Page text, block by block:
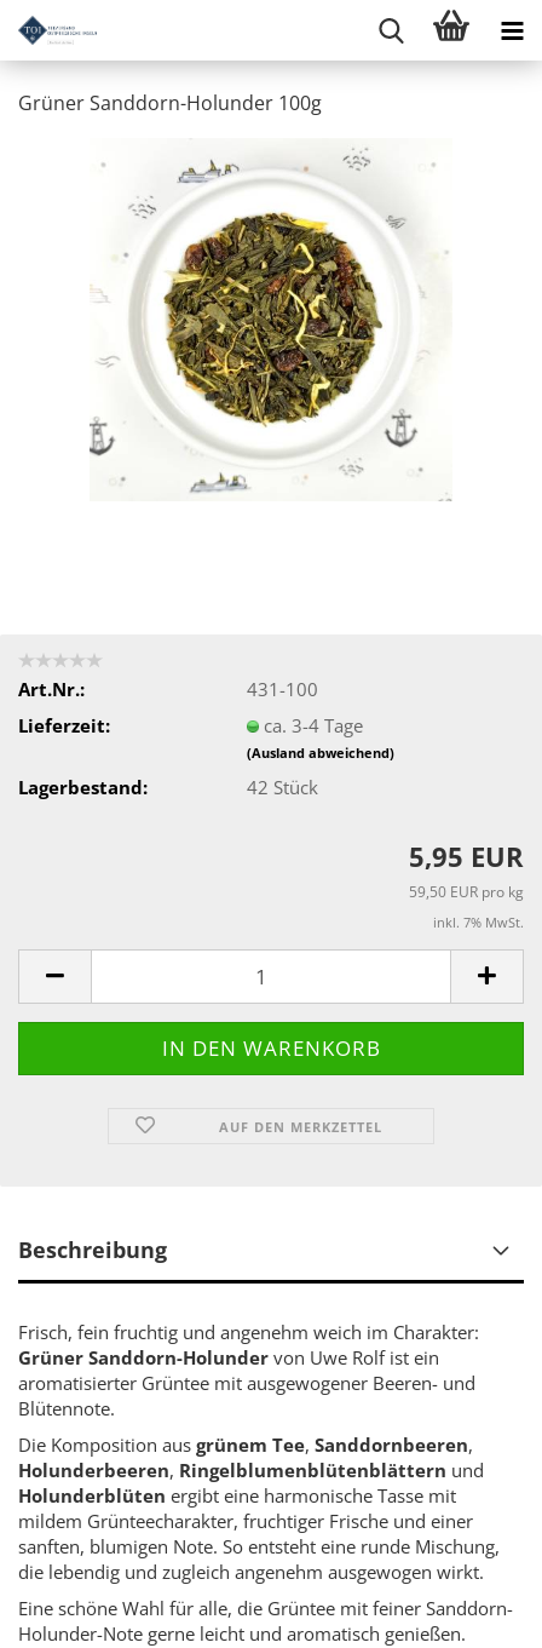
Grüner Sanddorn-Holunder 100g
Art.Nr.:
431-100
Lieferzeit:
ca. 3-4 Tage
(Ausland abweichend)
Lagerbestand: 42 Stück
5,95 EUR
59,50 EUR pro kg
inkl. 7% MwSt.
AUF DEN MERKZETTEL
Beschreibung
Frisch, fein fruchtig und angenehm weich im Charakter:
Grüner Sanddorn-Holunder von Uwe Rolf ist ein
aromatisierter Grüntee mit ausgewogener Beeren- und
Blütennote.
Die Komposition aus grünem Tee, Sanddornbeeren,
Holunderbeeren, Ringelblumenblütenblättern und
Holunderblüten ergibt eine harmonische Tasse mit
mildem Grünteecharakter, fruchtiger Frische und einer
sanften, blumigen Note. So entsteht eine runde Mischung,
die lebendig und zugleich angenehm ausgewogen wirkt.
Eine schöne Wahl für alle, die Grüntee mit feiner Sanddorn-
Holunder-Note gerne leicht und aromatisch genießen.